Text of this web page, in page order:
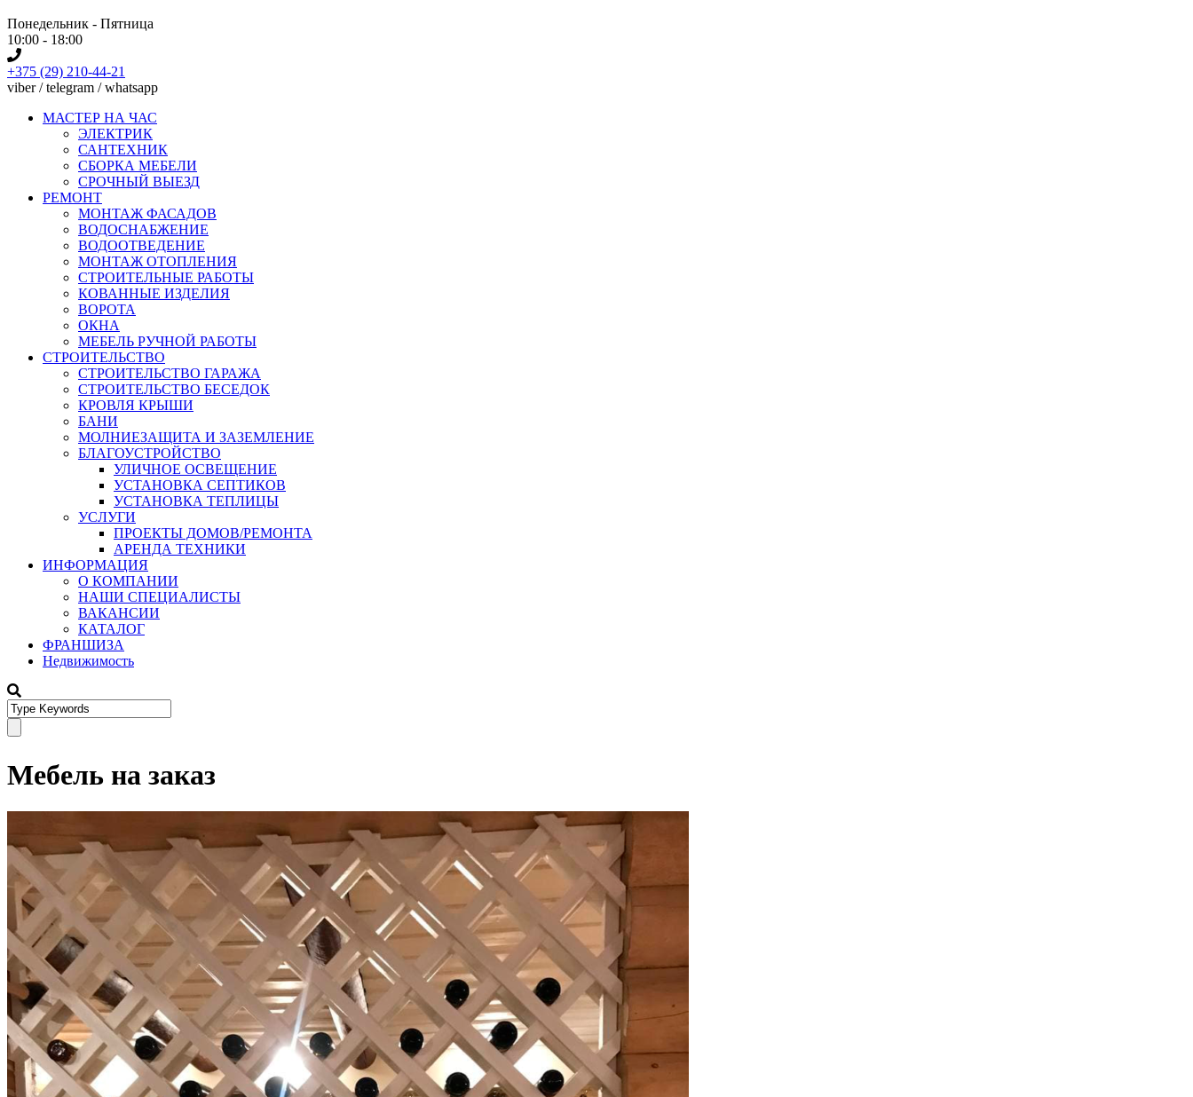
Понедельник - Пятница
10:00 - 18:00
+375 (29) 210-44-21
viber / telegram / whatsapp
МАСТЕР НА ЧАС
ЭЛЕКТРИК
САНТЕХНИК
СБОРКА МЕБЕЛИ
СРОЧНЫЙ ВЫЕЗД
РЕМОНТ
МОНТАЖ ФАСАДОВ
ВОДОСНАБЖЕНИЕ
ВОДООТВЕДЕНИЕ
МОНТАЖ ОТОПЛЕНИЯ
СТРОИТЕЛЬНЫЕ РАБОТЫ
КОВАННЫЕ ИЗДЕЛИЯ
ВОРОТА
ОКНА
МЕБЕЛЬ РУЧНОЙ РАБОТЫ
СТРОИТЕЛЬСТВО
СТРОИТЕЛЬСТВО ГАРАЖА
СТРОИТЕЛЬСТВО БЕСЕДОК
КРОВЛЯ КРЫШИ
БАНИ
МОЛНИЕЗАЩИТА И ЗАЗЕМЛЕНИЕ
БЛАГОУСТРОЙСТВО
УЛИЧНОЕ ОСВЕЩЕНИЕ
УСТАНОВКА СЕПТИКОВ
УСТАНОВКА ТЕПЛИЦЫ
УСЛУГИ
ПРОЕКТЫ ДОМОВ/РЕМОНТА
АРЕНДА ТЕХНИКИ
ИНФОРМАЦИЯ
О КОМПАНИИ
НАШИ СПЕЦИАЛИСТЫ
ВАКАНСИИ
КАТАЛОГ
ФРАНШИЗА
Недвижимость
Мебель на заказ